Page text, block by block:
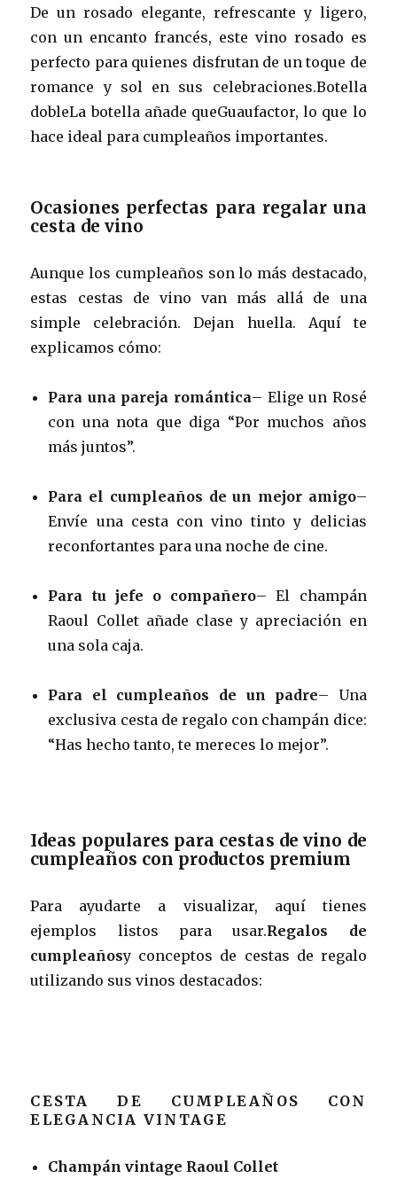
De un rosado elegante, refrescante y ligero,
con un encanto francés, este vino rosado es
perfecto para quienes disfrutan de un toque de
romance y sol en sus celebraciones.Botella
dobleLa botella añade queGuaufactor, lo que lo
hace ideal para cumpleaños importantes.
Ocasiones perfectas para regalar una
cesta de vino
Aunque los cumpleaños son lo más destacado,
estas cestas de vino van más allá de una
simple celebración. Dejan huella. Aquí te
explicamos cómo:
Para una pareja romántica– Elige un Rosé
con una nota que diga “Por muchos años
más juntos”.
Para el cumpleaños de un mejor amigo–
Envíe una cesta con vino tinto y delicias
reconfortantes para una noche de cine.
Para tu jefe o compañero– El champán
Raoul Collet añade clase y apreciación en
una sola caja.
Para el cumpleaños de un padre– Una
exclusiva cesta de regalo con champán dice:
“Has hecho tanto, te mereces lo mejor”.
Ideas populares para cestas de vino de
cumpleaños con productos premium
Para ayudarte a visualizar, aquí tienes
ejemplos listos para usar.Regalos de
cumpleañosy conceptos de cestas de regalo
utilizando sus vinos destacados:
CESTA DE CUMPLEAÑOS CON
ELEGANCIA VINTAGE
Champán vintage Raoul Collet